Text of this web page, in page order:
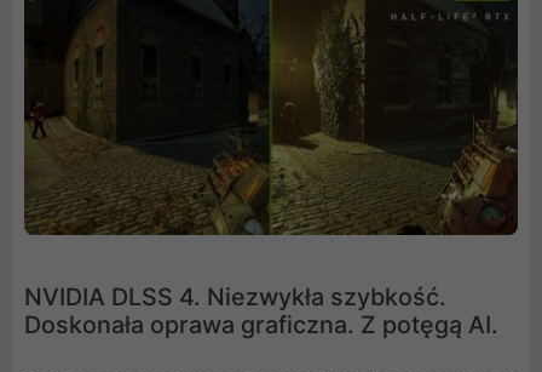
NVIDIA DLSS 4. Niezwykła szybkość.
Doskonała oprawa graficzna. Z potęgą AI.